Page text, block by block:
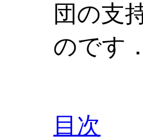
団の支
のです．
目次